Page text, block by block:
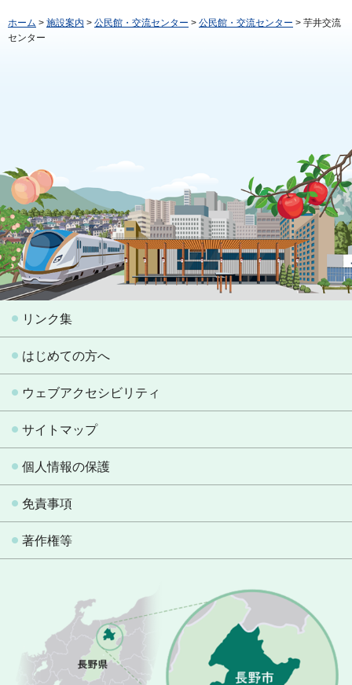
ホーム > 施設案内 > 公民館・交流センター > 公民館・交流センター > 芋井交流
センター
リンク集
はじめての方へ
ウェブアクセシビリティ
サイトマップ
個人情報の保護
免責事項
著作権等